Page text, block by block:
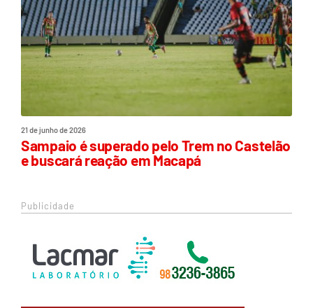
21 de junho de 2026
Sampaio é superado pelo Trem no Castelão
e buscará reação em Macapá
Publicidade